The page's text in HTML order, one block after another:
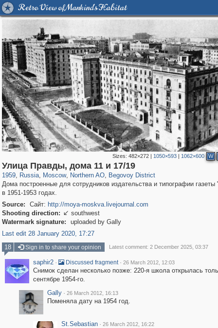
Retro View of Mankind's Habitat
Sizes: 482×272| 1050×593| 1062×600 W
Улица Правды, дома 11 и 17/19
1959, Russia
1,406,257 29,243
, Moscow
319,779 8,286
, Northern AO
22,533 598
, Begovoy District
2,821 103
Дома построенные для сотрудников издательства и типографии
в 1951-1953 годах.
Source:
Сайт: http://moya-moskva.livejournal.com
Shooting direction:  southwest
Watermark signature:
uploaded by Gally
Last edit 28 January 2020, 17:27
18
Sign in to share your opinion Latest comment: 2 December 2025, 03:37
saphir2 · Discussed fragment · 26 March 2012, 12:03
Снимок сделан несколько позже: 220-я школа открылась
сентябре 1954-го.
Gally · 26 March 2012, 16:13
Поменяла дату на 1954 год.
St.Sebastian · 26 March 2012, 16:22